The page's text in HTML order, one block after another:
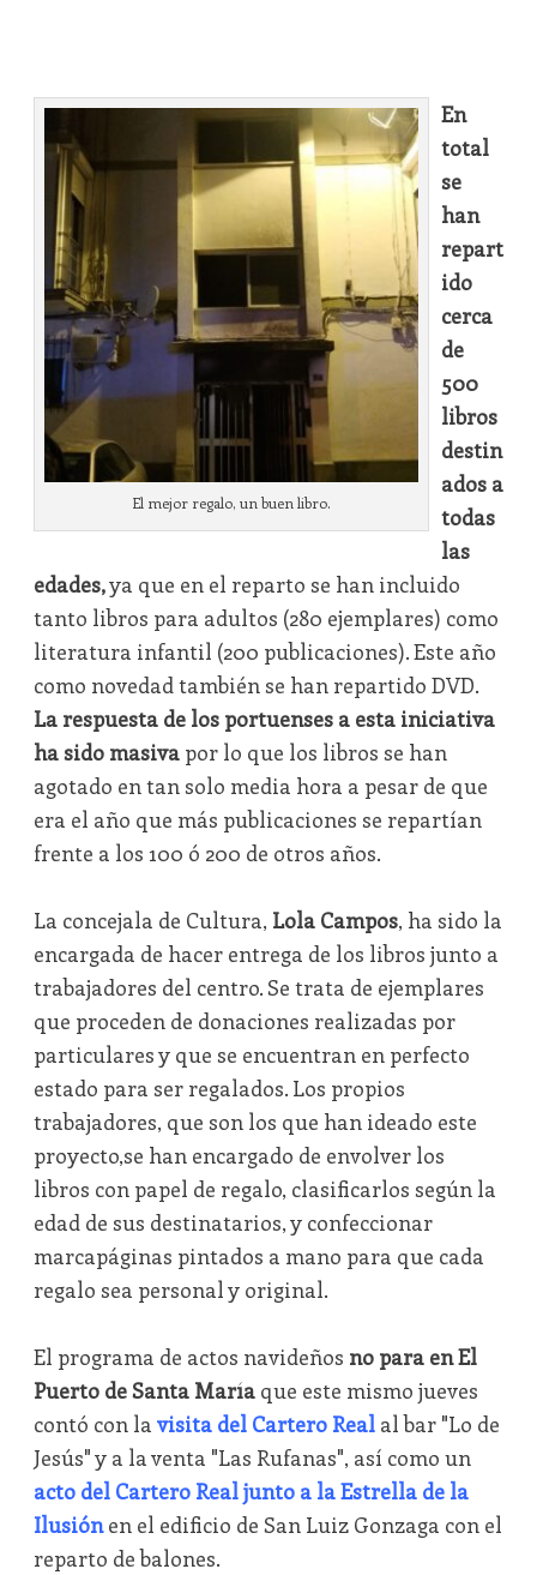
El mejor regalo, un buen libro.
En
total
se
han
repart
ido
cerca
de
500
libros
destin
ados a
todas
las
edades,ya que en el reparto se han incluido
tanto libros para adultos (280 ejemplares) como
literatura infantil (200 publicaciones). Este año
como novedad también se han repartido DVD.
La respuesta de los portuenses a esta iniciativa
ha sido masivapor lo que los libros se han
agotado en tan solo media hora a pesar de que
era el año que más publicaciones se repartían
frente a los 100 ó 200 de otros años.
La concejala de Cultura, Lola Campos, ha sido la
encargada de hacer entrega de los libros junto a
trabajadores del centro. Se trata de ejemplares
que proceden de donaciones realizadas por
particulares y que se encuentran en perfecto
estado para ser regalados. Los propios
trabajadores, que son los que han ideado este
proyecto,se han encargado de envolver los
libros con papel de regalo, clasificarlos según la
edad de sus destinatarios, y confeccionar
marcapáginas pintados a mano para que cada
regalo sea personal y original.
El programa de actos navideños no para en El
Puerto de Santa Maríaque este mismo jueves
contó con la visita del Cartero Realal bar "Lo de
Jesús" y a la venta "Las Rufanas", así como un
acto del Cartero Real junto a la Estrella de la
Ilusiónen el edificio de San Luiz Gonzaga con el
reparto de balones.